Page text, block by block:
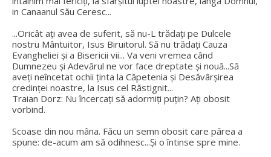
in Canaanul Său Ceresc...
...Oricât ați avea de suferit, să nu-L trădați pe Dulcele
nostru Mântuitor, Isus Biruitorul. Să nu trădați Cauza
Evangheliei și a Bisericii vii... Va veni vremea când
Dumnezeu și Adevărul ne vor face dreptate și nouă...Să
aveți neîncetat ochii ținta la Căpetenia și Desăvârșirea
credinței noastre, la Isus cel Răstignit...
Traian Dorz: Nu încercați să adormiți puțin? Ați obosit
vorbind.
Scoase din nou mâna. Făcu un semn obosit care părea a
spune: de-acum am să odihnesc...Și o întinse spre mine.